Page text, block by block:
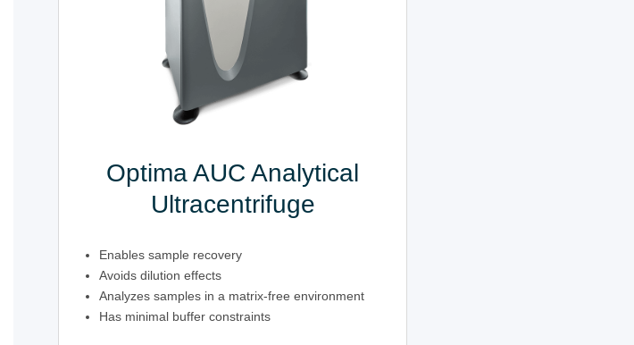
Optima AUC Analytical
Ultracentrifuge
Enables sample recovery
Avoids dilution effects
Analyzes samples in a matrix-free environment
Has minimal buffer constraints